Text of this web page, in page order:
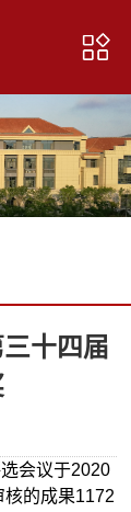
十四届
会议于2020
核的成果1172